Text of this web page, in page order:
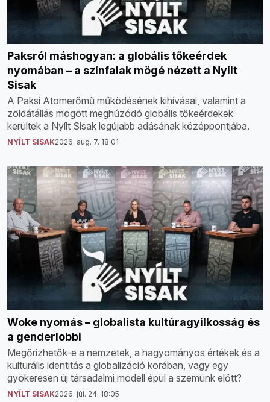
Paksról máshogyan: a globális tőkeérdek
nyomában – a színfalak mögé nézett a Nyílt
Sisak
A Paksi Atomerőmű működésének kihívásai, valamint a
zöldátállás mögött meghúzódó globális tőkeérdekek
kerültek a Nyílt Sisak legújabb adásának középpontjába.
NYÍLT SISAK2026. aug. 7. 18:01
Woke nyomás – globalista kultúragyilkosság és
a genderlobbi
Megőrizhetők-e a nemzetek, a hagyományos értékek és a
kulturális identitás a globalizáció korában, vagy egy
gyökeresen új társadalmi modell épül a szemünk előtt?
NYÍLT SISAK2026. júl. 24. 18:05